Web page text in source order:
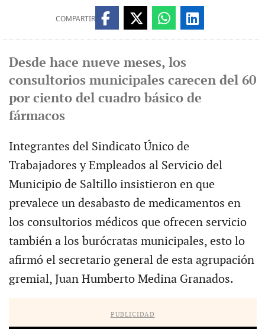
COMPARTIR
Desde hace nueve meses, los
consultorios municipales carecen del 60
por ciento del cuadro básico de
fármacos
Integrantes del Sindicato Único de
Trabajadores y Empleados al Servicio del
Municipio de Saltillo insistieron en que
prevalece un desabasto de medicamentos en
los consultorios médicos que ofrecen servicio
también a los burócratas municipales, esto lo
afirmó el secretario general de esta agrupación
gremial, Juan Humberto Medina Granados.
PUBLICIDAD